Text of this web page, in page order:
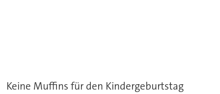
Keine Muffins für den Kindergeburtstag